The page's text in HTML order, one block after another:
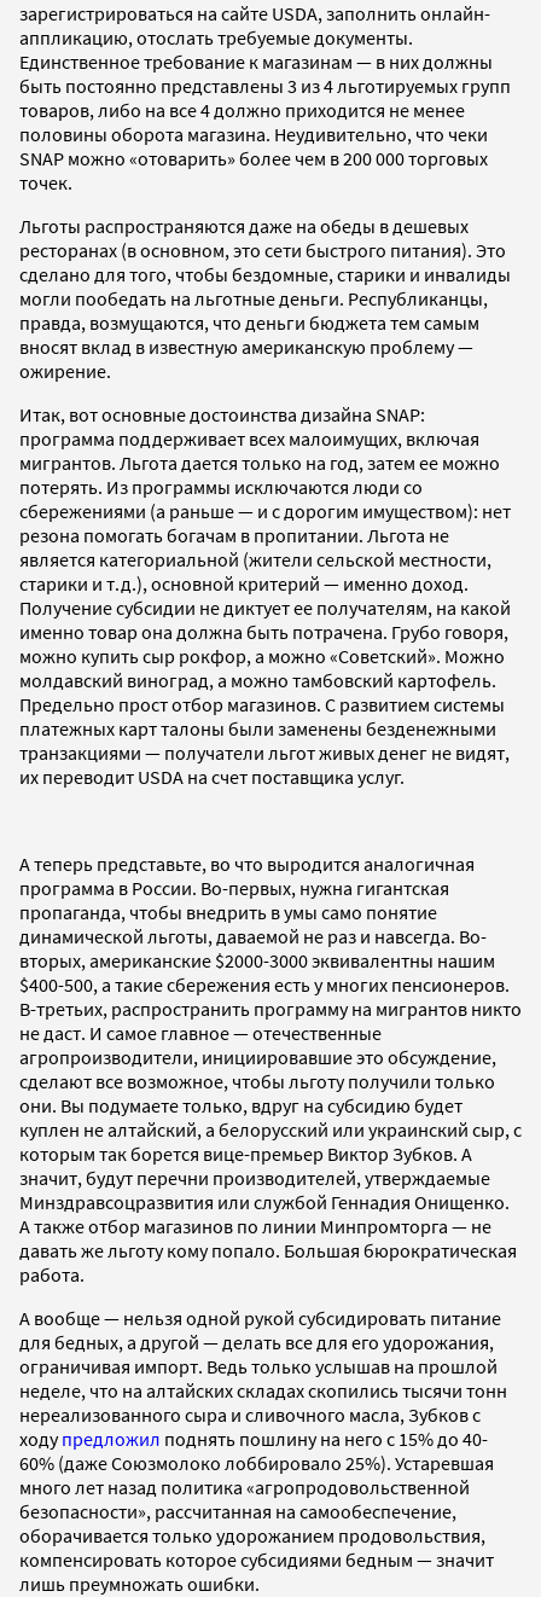
зарегистрироваться на сайте USDA, заполнить онлайн-
аппликацию, отослать требуемые документы.
Единственное требование к магазинам — в них должны
быть постоянно представлены 3 из 4 льготируемых групп
товаров, либо на все 4 должно приходится не менее
половины оборота магазина. Неудивительно, что чеки
SNAP можно «отоварить» более чем в 200 000 торговых
точек.
Льготы распространяются даже на обеды в дешевых
ресторанах (в основном, это сети быстрого питания). Это
сделано для того, чтобы бездомные, старики и инвалиды
могли пообедать на льготные деньги. Республиканцы,
правда, возмущаются, что деньги бюджета тем самым
вносят вклад в известную американскую проблему —
ожирение.
Итак, вот основные достоинства дизайна SNAP:
программа поддерживает всех малоимущих, включая
мигрантов. Льгота дается только на год, затем ее можно
потерять. Из программы исключаются люди со
сбережениями (а раньше — и с дорогим имуществом): нет
резона помогать богачам в пропитании. Льгота не
является категориальной (жители сельской местности,
старики и т.д.), основной критерий — именно доход.
Получение субсидии не диктует ее получателям, на какой
именно товар она должна быть потрачена. Грубо говоря,
можно купить сыр рокфор, а можно «Советский». Можно
молдавский виноград, а можно тамбовский картофель.
Предельно прост отбор магазинов. С развитием системы
платежных карт талоны были заменены безденежными
транзакциями — получатели льгот живых денег не видят,
их переводит USDA на счет поставщика услуг.
А теперь представьте, во что выродится аналогичная
программа в России. Во-первых, нужна гигантская
пропаганда, чтобы внедрить в умы само понятие
динамической льготы, даваемой не раз и навсегда. Во-
вторых, американские $2000-3000 эквивалентны нашим
$400-500, а такие сбережения есть у многих пенсионеров.
В-третьих, распространить программу на мигрантов никто
не даст. И самое главное — отечественные
агропроизводители, инициировавшие это обсуждение,
сделают все возможное, чтобы льготу получили только
они. Вы подумаете только, вдруг на субсидию будет
куплен не алтайский, а белорусский или украинский сыр, с
которым так борется вице-премьер Виктор Зубков. А
значит, будут перечни производителей, утверждаемые
Минздравсоцразвития или службой Геннадия Онищенко.
А также отбор магазинов по линии Минпромторга — не
давать же льготу кому попало. Большая бюрократическая
работа.
А вообще — нельзя одной рукой субсидировать питание
для бедных, а другой — делать все для его удорожания,
ограничивая импорт. Ведь только услышав на прошлой
неделе, что на алтайских складах скопились тысячи тонн
нереализованного сыра и сливочного масла, Зубков с
ходупредложил поднять пошлину на него с 15% до 40-
60% (даже Союзмолоко лоббировало 25%). Устаревшая
много лет назад политика «агропродовольственной
безопасности», рассчитанная на самообеспечение,
оборачивается только удорожанием продовольствия,
компенсировать которое субсидиями бедным — значит
лишь преумножать ошибки.